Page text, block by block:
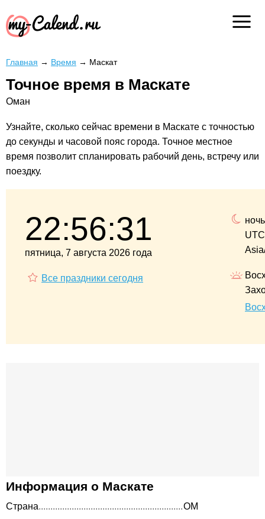
Главная → Время → Маскат
Точное время в Маскате
Оман
Узнайте, сколько сейчас времени в Маскате с точностью
до секунды и часовой пояс города. Точное местное
время позволит спланировать рабочий день, встречу или
поездку.
22:56:32
пятница, 7 августа 2026 года
Все праздники сегодня
ночь
Информация о Маскате
Страна
OM